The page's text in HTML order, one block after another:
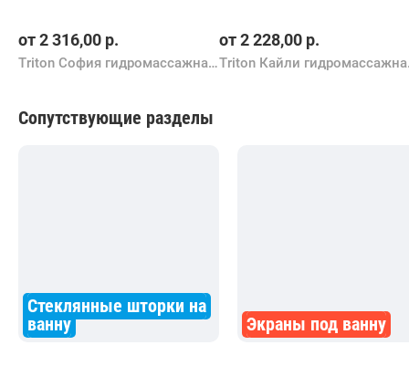
от2 316,00 р.
Triton София гидромассажная 170х95L Стандарт
от2 228,00 р.
Сопутствующие разделы
Стеклянные шторки на
ванну
Экраны под ванну